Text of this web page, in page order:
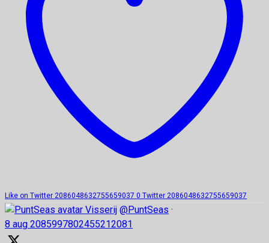
Like on Twitter 2086048632755659037 0 Twitter 2086048632755659037
Visserij @PuntSeas ·
8 aug 2085997802455212081